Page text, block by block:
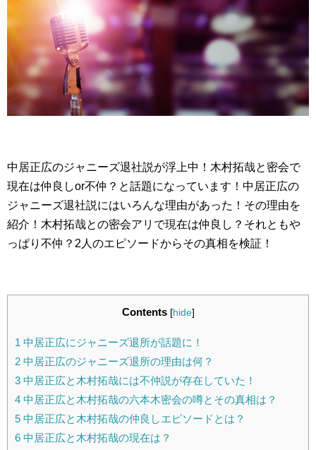
中居正広のジャニーズ退社説が浮上中！木村拓哉と密会で
現在は仲良しor不仲？と話題になっています！中居正広の
ジャニーズ退社説にはいろんな理由があった！その理由を
紹介！木村拓哉との密会アリで現在は仲良し？それともや
っぱり不仲？2人のエピソードからその真相を検証！
Contents [hide]
1 中居正広にジャニーズ退所が話題に！
2 中居正広のジャニーズ退所の理由は何？
3 中居正広と木村拓哉には不仲説が存在していた！
4 中居正広と木村拓哉の六本木密会の噂とその真相は？
5 中居正広と木村拓哉の仲良しエピソードとは？
6 中居正広と木村拓哉の現在は？